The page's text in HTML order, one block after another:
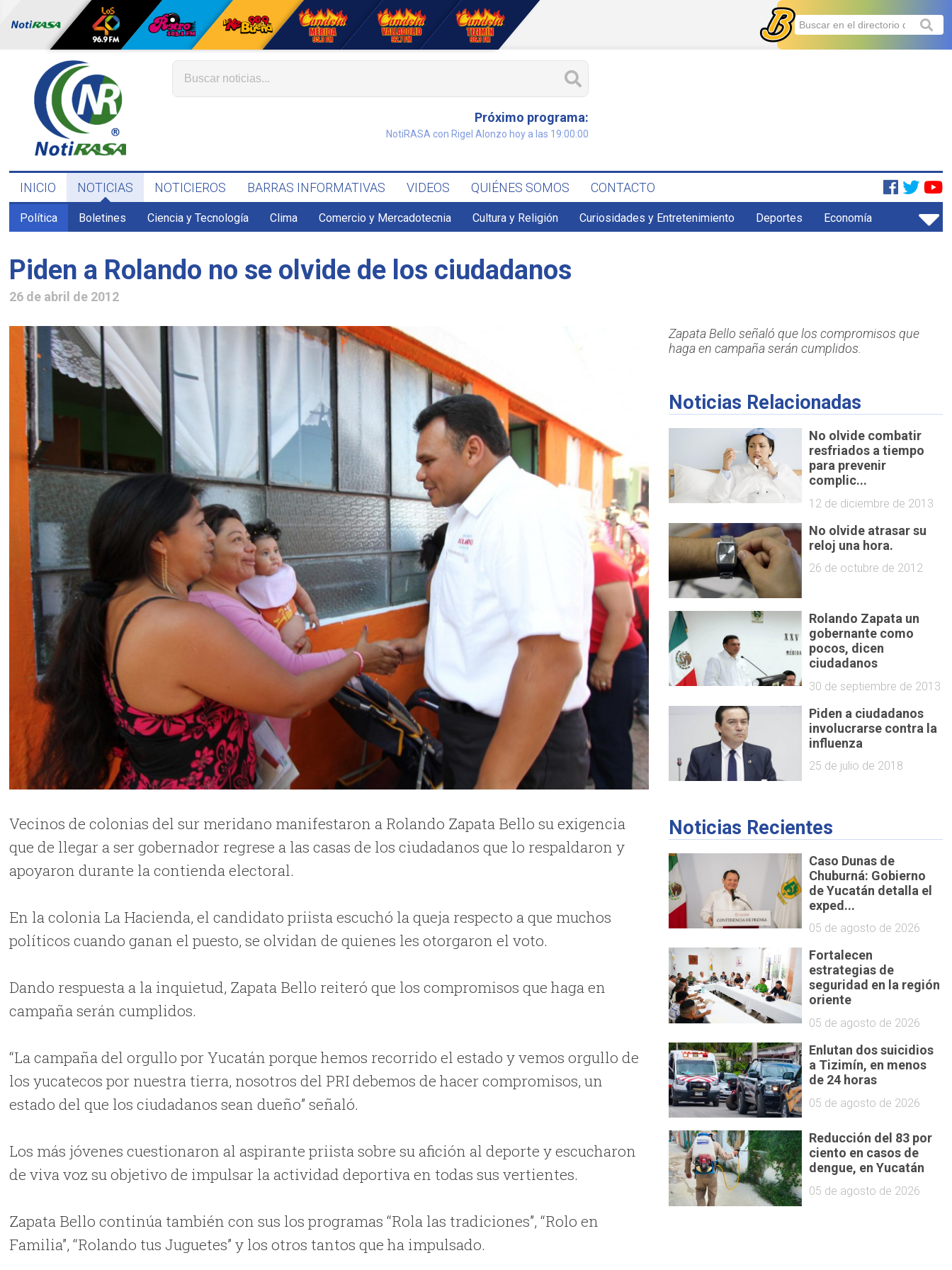
Próximo programa:
NotiRASA con Rigel Alonzo hoy a las 19:00:00
INICIO NOTICIAS NOTICIEROS BARRAS INFORMATIVAS VIDEOS QUIÉNES SOMOS CONTACTO
Política Boletines Ciencia y Tecnología Clima Comercio y Mercadotecnia Cultura y Religión Curiosidades y Entretenimiento Deportes Economía
Piden a Rolando no se olvide de los ciudadanos
26 de abril de 2012
Vecinos de colonias del sur meridano manifestaron a Rolando Zapata Bello su exigencia
que de llegar a ser gobernador regrese a las casas de los ciudadanos que lo respaldaron y
apoyaron durante la contienda electoral.
En la colonia La Hacienda, el candidato priista escuchó la queja respecto a que muchos
políticos cuando ganan el puesto, se olvidan de quienes les otorgaron el voto.
Dando respuesta a la inquietud, Zapata Bello reiteró que los compromisos que haga en
campaña serán cumplidos.
“La campaña del orgullo por Yucatán porque hemos recorrido el estado y vemos orgullo de
los yucatecos por nuestra tierra, nosotros del PRI debemos de hacer compromisos, un
estado del que los ciudadanos sean dueño” señaló.
Los más jóvenes cuestionaron al aspirante priista sobre su afición al deporte y escucharon
de viva voz su objetivo de impulsar la actividad deportiva en todas sus vertientes.
Zapata Bello continúa también con sus los programas “Rola las tradiciones”, “Rolo en
Familia”, “Rolando tus Juguetes” y los otros tantos que ha impulsado.
Zapata Bello señaló que los compromisos que
haga en campaña serán cumplidos.
Noticias Relacionadas
No olvide combatir
resfriados a tiempo
para prevenir
complic...
12 de diciembre de 2013
No olvide atrasar su
reloj una hora.
26 de octubre de 2012
Rolando Zapata un
gobernante como
pocos, dicen
ciudadanos
30 de septiembre de 2013
Piden a ciudadanos
involucrarse contra la
influenza
25 de julio de 2018
Noticias Recientes
Caso Dunas de
Chuburná: Gobierno
de Yucatán detalla el
exped...
05 de agosto de 2026
Fortalecen
estrategias de
seguridad en la región
oriente
05 de agosto de 2026
Enlutan dos suicidios
a Tizimín, en menos
de 24 horas
05 de agosto de 2026
Reducción del 83 por
ciento en casos de
dengue, en Yucatán
05 de agosto de 2026